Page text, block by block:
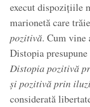
execut dispozițiile
marionetă care
pozitivă. Cum vine
Distopia
Distopia pozitivă
și pozitivă prin
considerată